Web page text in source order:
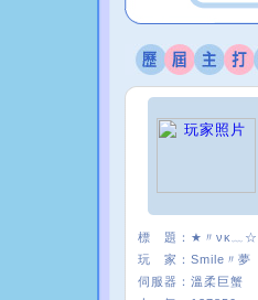
標 題： ★〃νκ﹏☆
玩 家： Smile〃夢
伺服器： 溫柔巨蟹